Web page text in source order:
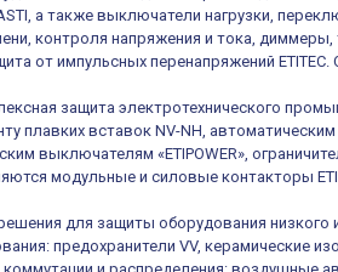
а также выключатели нагрузки,
контроля напряжения и тока,
от импульсных перенапряжений
защита электротехнического
плавких вставок NV-NH,
выключателям «ETIPOWER»,
модульные и силовые контакторы
для защиты оборудования
предохранители VV, керамические